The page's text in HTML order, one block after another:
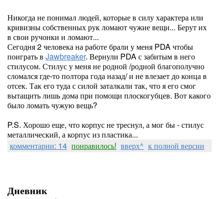
Никогда не понимал людей, которые в силу характера или
кривизны собственных рук ломают чужие вещи... Берут их
в свои ручонки и ломают...
Сегодня 2 человека на работе брали у меня PDA чтобы
поиграть в Jawbreaker. Вернули PDA с забитым в него
стилусом. Стилус у меня не родной /родной благополучно
сломался где-то полтора года назад/и не влезает до конца в
отсек. Так его туда с силой заталкали так, что я его смог
вытащить лишь дома при помощи плоскогубцев. Вот какого
было ломать чужую вещь?
P.S. Хорошо еще, что корпус не треснул, а мог бы - стилус
металлический, а корпус из пластика...
комментарии: 14 понравилось! вверх^ к полной версии
Дневник